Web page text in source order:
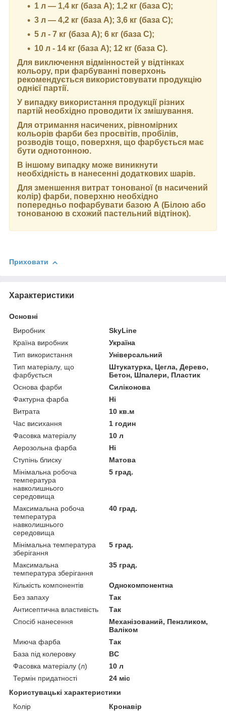
1 л — 1,4 кг (база А); 1,2 кг (база С);
3 л — 4,2 кг (база А); 3,6 кг (база C);
5 л - 7 кг (база А); 6 кг (база С);
10 л - 14 кг (база А); 12 кг (база С).
Для виключення відмінностей у відтінках
кольору, при фарбуванні поверхонь
рекомендується використовувати продукцію
однієї партії.
У випадку використання продукції різних
партій необхідно проводити їх змішування.
Для отримання насичених, рівномірних
кольорів фарби без просвітів, пробілів,
розводів тощо, поверхня, що фарбується має
бути однотонною.
В іншому випадку може виникнути
необхідність в нанесенні додаткових шарів.
Для зменшення витрат тонованої (в насичений
колір) фарби, поверхню необхідно
попередньо пофарбувати базою А (Білою або
тонованою в схожий пастельний відтінок).
Приховати
Характеристики
Основні
Виробник
SkyLine
Країна виробник
Україна
Тип використання
Універсальний
Тип матеріалу, що
фарбується
Штукатурка, Цегла, Дерево,
Бетон, Шпалери, Пластик
Основа фарби
Силіконова
Фактурна фарба
Ні
Витрата
10 кв.м
Час висихання
1 годин
Фасовка матеріалу
10 л
Аерозольна фарба
Ні
Ступінь блиску
Матова
Мінімальна робоча
температура
навколишнього
середовища
5 град.
Максимальна робоча
температура
навколишнього
середовища
40 град.
Мінімальна температура
зберігання
5 град.
Максимальна
температура зберігання
35 град.
Кількість компонентів
Однокомпонентна
Без запаху
Так
Антисептична властивість
Так
Спосіб нанесення
Механізований, Пензликом,
Валіком
Миюча фарба
Так
База під колеровку
BC
Фасовка матеріалу (л)
10 л
Термін придатності
24 міс
Користувацькі характеристики
Колір
Кронавір